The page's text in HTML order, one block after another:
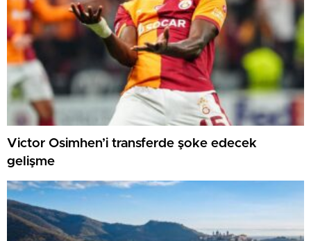
Victor Osimhen’i transferde şoke edecek
gelişme